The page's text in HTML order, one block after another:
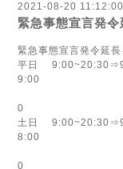
2021-08-20 11:12:00
緊急事態宣言発
緊急事態宣言発令延
平日
9:00
ソフト
0
土日
8:00
ソフト
0